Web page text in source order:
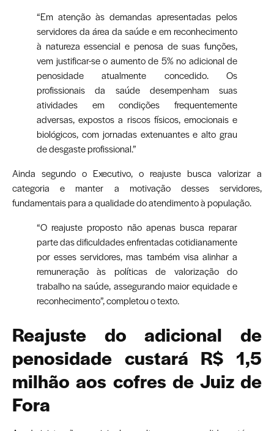
“Em atenção às demandas apresentadas pelos
servidores da área da saúde e em reconhecimento
à natureza essencial e penosa de suas funções,
vem justificar-se o aumento de 5% no adicional de
penosidade atualmente concedido. Os
profissionais da saúde desempenham suas
atividades em condições frequentemente
adversas, expostos a riscos físicos, emocionais e
biológicos, com jornadas extenuantes e alto grau
de desgaste profissional.”
Ainda segundo o Executivo, o reajuste busca valorizar a
categoria e manter a motivação desses servidores,
fundamentais para a qualidade do atendimento à população.
“O reajuste proposto não apenas busca reparar
parte das dificuldades enfrentadas cotidianamente
por esses servidores, mas também visa alinhar a
remuneração às políticas de valorização do
trabalho na saúde, assegurando maior equidade e
reconhecimento”, completou o texto.
Reajuste do adicional de
penosidade custará R$ 1,5
milhão aos cofres de Juiz de
Fora